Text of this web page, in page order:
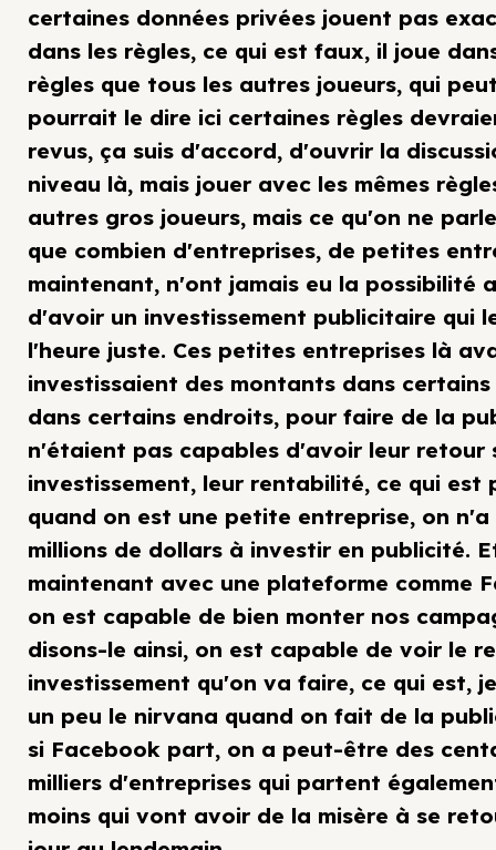
certaines données privées jouent pas
dans les règles, ce qui est faux, il joue
règles que tous les autres joueurs, qui
pourrait le dire ici certaines règles
revus, ça suis d'accord, d'ouvrir la
niveau là, mais jouer avec les mêmes
autres gros joueurs, mais ce qu'on ne
que combien d'entreprises, de petites
maintenant, n'ont jamais eu la possibilité
d'avoir un investissement publicitaire qui
l'heure juste. Ces petites entreprises là
investissaient des montants dans certains
dans certains endroits, pour faire de la
n'étaient pas capables d'avoir leur retour
investissement, leur rentabilité, ce qui est
quand on est une petite entreprise, on n'a
millions de dollars à investir en publicité.
maintenant avec une plateforme comme
on est capable de bien monter nos
disons-le ainsi, on est capable de voir le
investissement qu'on va faire, ce qui est,
un peu le nirvana quand on fait de la
si Facebook part, on a peut-être des
milliers d'entreprises qui partent
moins qui vont avoir de la misère à se